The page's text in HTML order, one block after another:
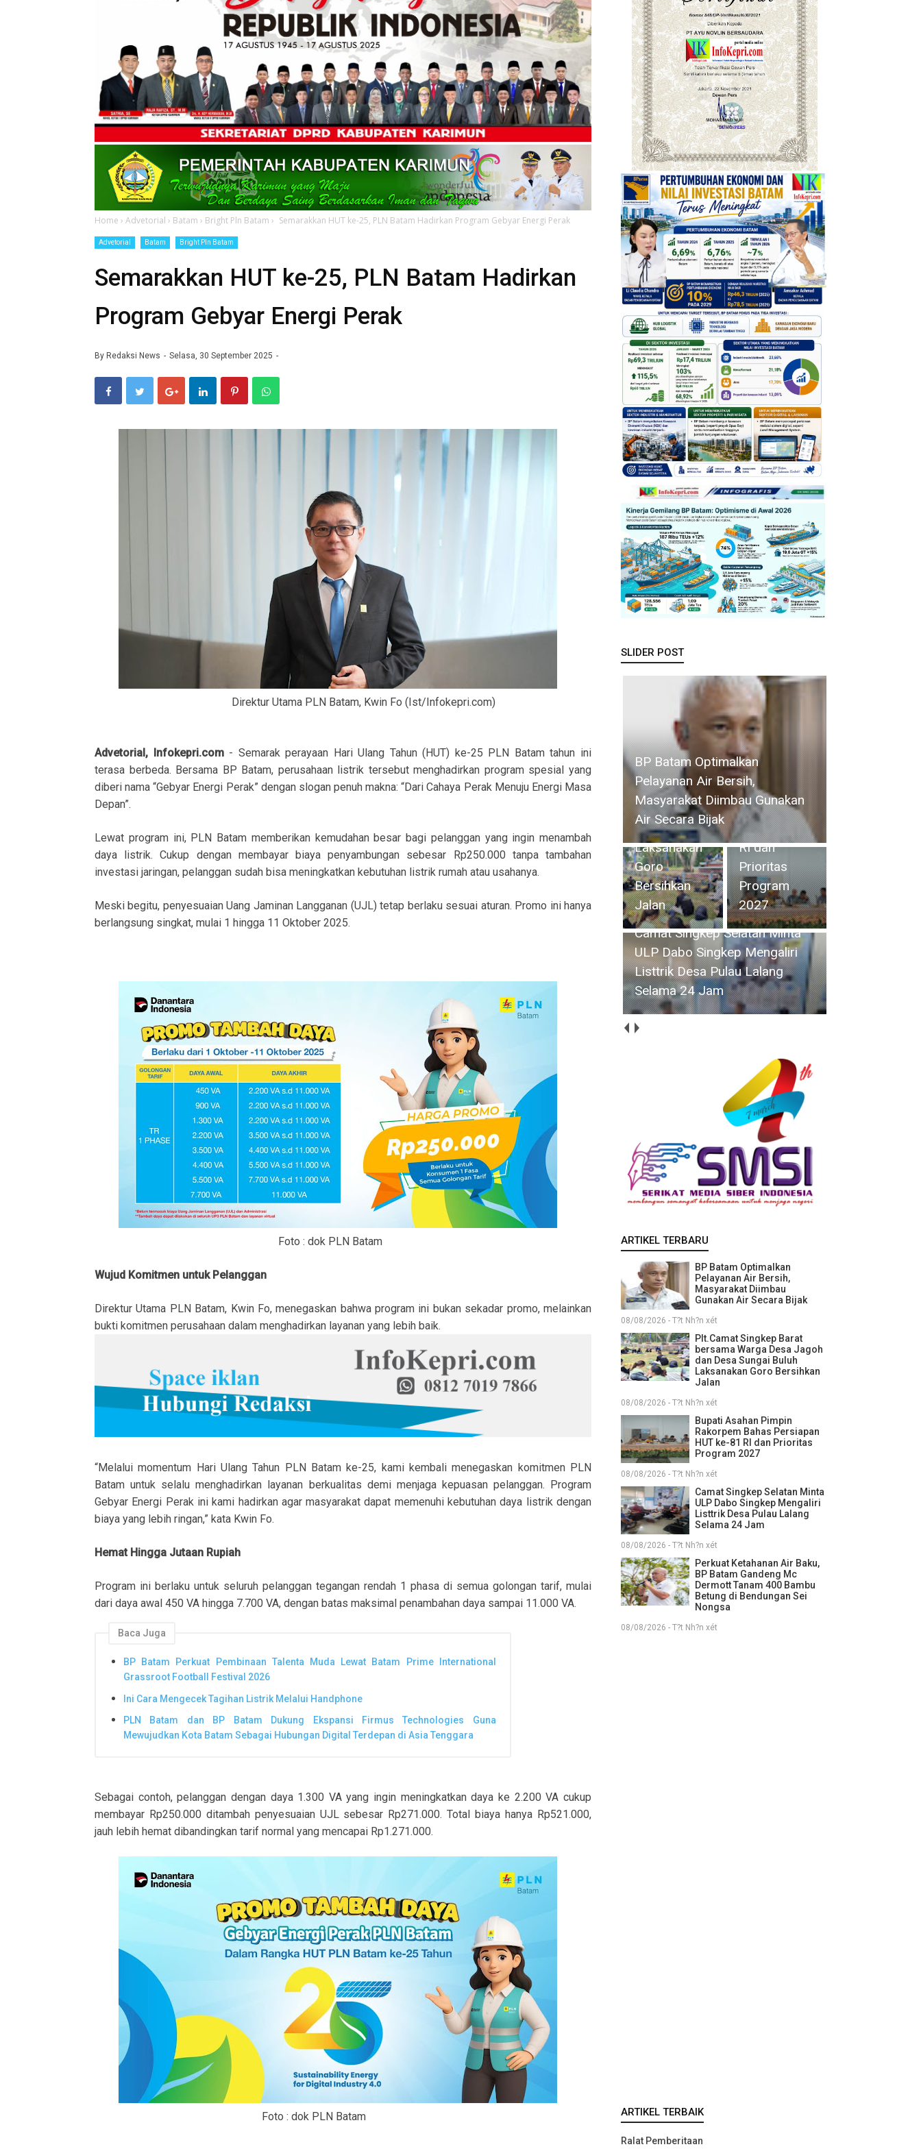
Home › Advetorial › Batam › Bright Pln Batam › Semarakkan HUT ke-25, PLN Batam Hadirkan Program Gebyar Energi Perak
Advetorial Batam Bright Pln Batam
Semarakkan HUT ke-25, PLN Batam Hadirkan
Program Gebyar Energi Perak
By Redaksi News Selasa, 30 September 2025
Direktur Utama PLN Batam, Kwin Fo (Ist/Infokepri.com)
Advetorial, Infokepri.com- Semarak perayaan Hari Ulang Tahun (HUT) ke-25 PLN Batam tahun ini
terasa berbeda. Bersama BP Batam, perusahaan listrik tersebut menghadirkan program spesial yang
diberi nama “Gebyar Energi Perak” dengan slogan penuh makna: “Dari Cahaya Perak Menuju Energi Masa
Depan”.
Lewat program ini, PLN Batam memberikan kemudahan besar bagi pelanggan yang ingin menambah
daya listrik. Cukup dengan membayar biaya penyambungan sebesar Rp250.000 tanpa tambahan
investasi jaringan, pelanggan sudah bisa meningkatkan kebutuhan listrik rumah atau usahanya.
Meski begitu, penyesuaian Uang Jaminan Langganan (UJL) tetap berlaku sesuai aturan. Promo ini hanya
berlangsung singkat, mulai 1 hingga 11 Oktober 2025.
Foto : dok PLN Batam
Wujud Komitmen untuk Pelanggan
Direktur Utama PLN Batam, Kwin Fo, menegaskan bahwa program ini bukan sekadar promo, melainkan
bukti komitmen perusahaan dalam menghadirkan layanan yang lebih baik.
“Melalui momentum Hari Ulang Tahun PLN Batam ke-25, kami kembali menegaskan komitmen PLN
Batam untuk selalu menghadirkan layanan berkualitas demi menjaga kepuasan pelanggan. Program
Gebyar Energi Perak ini kami hadirkan agar masyarakat dapat memenuhi kebutuhan daya listrik dengan
biaya yang lebih ringan,” kata Kwin Fo.
Hemat Hingga Jutaan Rupiah
Program ini berlaku untuk seluruh pelanggan tegangan rendah 1 phasa di semua golongan tarif, mulai
dari daya awal 450 VA hingga 7.700 VA, dengan batas maksimal penambahan daya sampai 11.000 VA.
Baca Juga
BP Batam Perkuat Pembinaan Talenta Muda Lewat Batam Prime International
Grassroot Football Festival 2026
Ini Cara Mengecek Tagihan Listrik Melalui Handphone
PLN Batam dan BP Batam Dukung Ekspansi Firmus Technologies Guna
Mewujudkan Kota Batam Sebagai Hubungan Digital Terdepan di Asia Tenggara
Sebagai contoh, pelanggan dengan daya 1.300 VA yang ingin meningkatkan daya ke 2.200 VA cukup
membayar Rp250.000 ditambah penyesuaian UJL sebesar Rp271.000. Total biaya hanya Rp521.000,
jauh lebih hemat dibandingkan tarif normal yang mencapai Rp1.271.000.
Foto : dok PLN Batam
SLIDER POST
BP Batam Optimalkan
Pelayanan Air Bersih,
Masyarakat Diimbau Gunakan
Air Secara Bijak
Plt.Camat
bersama
Warga Desa
Jagoh dan
Desa Sungai
Buluh
Laksanakan
Goro
Bersihkan
Jalan
Bupati
Asahan
Pimpin
Rakorpem
Bahas
Persiapan
HUT ke-81
RI dan
Prioritas
Program
2027
Camat Singkep Selatan Minta
ULP Dabo Singkep Mengaliri
Listtrik Desa Pulau Lalang
Selama 24 Jam
ARTIKEL TERBARU
BP Batam Optimalkan
Pelayanan Air Bersih,
Masyarakat Diimbau
Gunakan Air Secara Bijak
08/08/2026 - T?t Nh?n xét
Plt.Camat Singkep Barat
bersama Warga Desa Jagoh
dan Desa Sungai Buluh
Laksanakan Goro Bersihkan
Jalan
08/08/2026 - T?t Nh?n xét
Bupati Asahan Pimpin
Rakorpem Bahas Persiapan
HUT ke-81 RI dan Prioritas
Program 2027
08/08/2026 - T?t Nh?n xét
Camat Singkep Selatan Minta
ULP Dabo Singkep Mengaliri
Listtrik Desa Pulau Lalang
Selama 24 Jam
08/08/2026 - T?t Nh?n xét
Perkuat Ketahanan Air Baku,
BP Batam Gandeng Mc
Dermott Tanam 400 Bambu
Betung di Bendungan Sei
Nongsa
08/08/2026 - T?t Nh?n xét
ARTIKEL TERBAIK
Ralat Pemberitaan